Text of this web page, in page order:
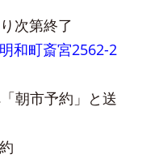
次第終了
和町斎宮2562-2
朝市予約」と送